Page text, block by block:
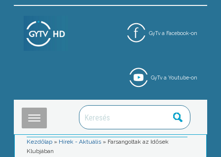
GyTv a Facebook-on
GyTv a Youtube-on
Kezdőlap » Hírek - Aktuális » Farsangoltak az Idősek
Klubjában